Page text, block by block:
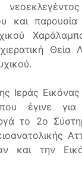
και
Θεία
Ιεράς
έγινε
το 2ο
και την